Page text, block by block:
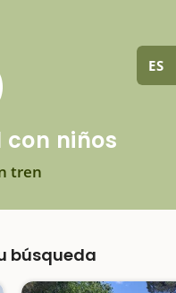
ES
niños
tren
búsqueda